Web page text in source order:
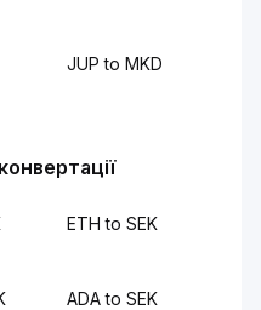
JUP to MKD
ETH to SEK
ADA to SEK